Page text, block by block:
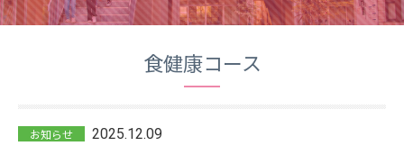
食健康コース
お知らせ 2025.12.09